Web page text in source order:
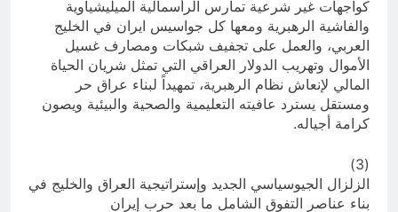
كواجهات غير شرعية تمارس الرأسمالية الميليشياوية
والفاشية الرهبرية ومعها كل جواسيس ايران في الخليج
العربي، والعمل على تجفيف شبكات ومصارف غسيل
الأموال وتهريب الدولار العراقي التي تمثل شريان الحياة
المالي لإنعاش نظام الرهبرية، تمهيداً لبناء عراق حر
ومستقل يسترد عافيته التعليمية والصحية والبيئية ويصون
كرامة أجياله.
(3)
الزلزال الجيوسياسي الجديد وإستراتيجية العراق والخليج في
بناء عناصر التفوق الشامل ما بعد حرب إيران